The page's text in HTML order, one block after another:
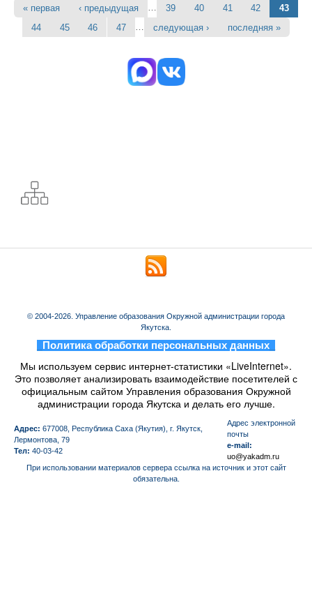
Страницы
« первая ‹ предыдущая 39 40 41 42
43
44
45 46 47 следующая › последняя »
© 2004-2026. Управление образования Окружной администрации города
Якутска.
Политика обработки персональных данных
Мы используем сервис интернет-статистики «LiveInternet».
Это позволяет анализировать взаимодействие посетителей с
официальным сайтом Управления образования Окружной
администрации города Якутска и делать его лучше.
Адрес: 677008, Республика Саха (Якутия), г. Якутск,
Лермонтова, 79
Тел: 40-03-42
Aдрес электронной
почты
e-mail:
uo@yakadm.ru
При использовании материалов сервера ссылка на источник и этот сайт
обязательна.